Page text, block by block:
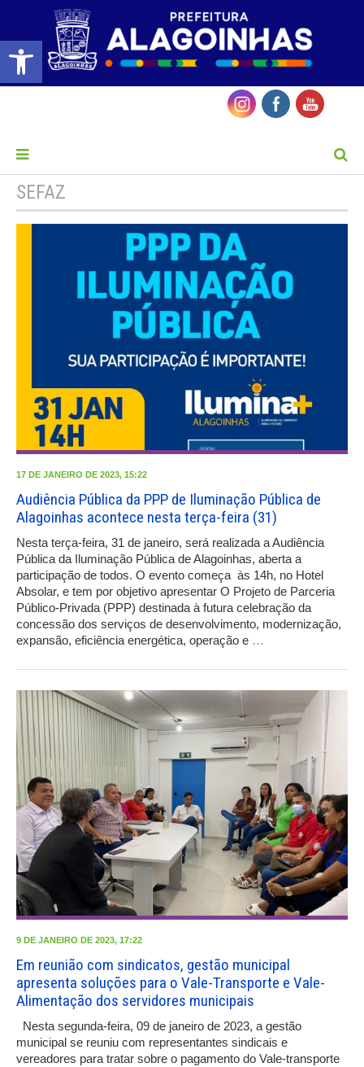
Barra de Ferramentas Aberta
SEFAZ
17 DE JANEIRO DE 2023, 15:22
Audiência Pública da PPP de Iluminação Pública de
Alagoinhas acontece nesta terça-feira (31)
Nesta terça-feira, 31 de janeiro, será realizada a Audiência
Pública da Iluminação Pública de Alagoinhas, aberta a
participação de todos. O evento começa às 14h, no Hotel
Absolar, e tem por objetivo apresentar O Projeto de Parceria
Público-Privada (PPP) destinada à futura celebração da
concessão dos serviços de desenvolvimento, modernização,
expansão, eficiência energética, operação e …
9 DE JANEIRO DE 2023, 17:22
Em reunião com sindicatos, gestão municipal
apresenta soluções para o Vale-Transporte e Vale-
Alimentação dos servidores municipais
Nesta segunda-feira, 09 de janeiro de 2023, a gestão
municipal se reuniu com representantes sindicais e
vereadores para tratar sobre o pagamento do Vale-transporte